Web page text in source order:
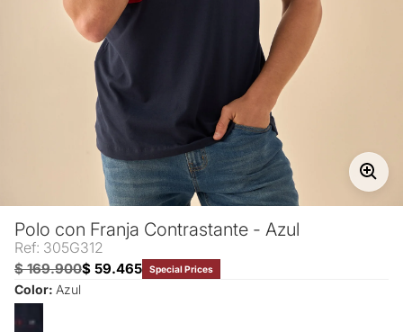
Polo con Franja Contrastante - Azul
Ref: 305G312
$ 169.900$ 59.465 Special Prices
Color: Azul